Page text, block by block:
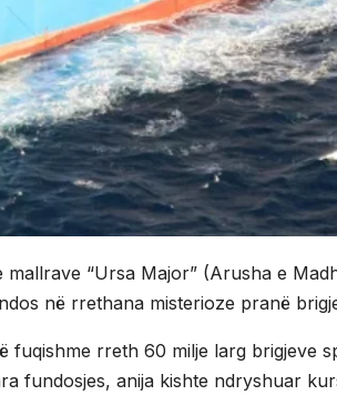
“Ursa Major” (Arusha e
në rrethana misterioze pranë
fuqishme rreth 60 milje larg
fundosjes, anija kishte ndryshuar